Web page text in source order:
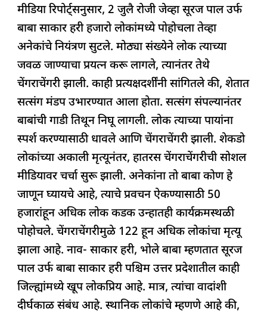
मीडिया रिपोर्ट्सनुसार, 2 जुलै रोजी जेव्हा सूरज पाल उर्फ ​​
बाबा साकार हरी हजारो लोकांमध्ये पोहोचला तेव्हा
अनेकांचे नियंत्रण सुटले. मोठ्या संख्येने लोक त्याच्या
जवळ जाण्याचा प्रयत्न करू लागले, त्यानंतर तेथे
चेंगराचेंगरी झाली. काही प्रत्यक्षदर्शींनी सांगितले की, शेतात
सत्संग मंडप उभारण्यात आला होता. सत्संग संपल्यानंतर
बाबांची गाडी तिथून निघू लागली. लोक त्याच्या पायांना
स्पर्श करण्यासाठी धावले आणि चेंगराचेंगरी झाली. शेकडो
लोकांच्या अकाली मृत्यूनंतर, हातरस चेंगराचेंगरीची सोशल
मीडियावर चर्चा सुरू झाली. अनेकांना तो बाबा कोण हे
जाणून घ्यायचे आहे, त्याचे प्रवचन ऐकण्यासाठी 50
हजारांहून अधिक लोक कडक उन्हातही कार्यक्रमस्थळी
पोहोचले. चेंगराचेंगरीमुळे 122 हून अधिक लोकांचा मृत्यू
झाला आहे. नाव- साकार हरी, भोले बाबा म्हणतात सूरज
पाल उर्फ ​​बाबा साकार हरी पश्चिम उत्तर प्रदेशातील काही
जिल्ह्यांमध्ये खूप लोकप्रिय आहे. मात्र, त्यांचा वादांशी
दीर्घकाळ संबंध आहे. स्थानिक लोकांचे म्हणणे आहे की,